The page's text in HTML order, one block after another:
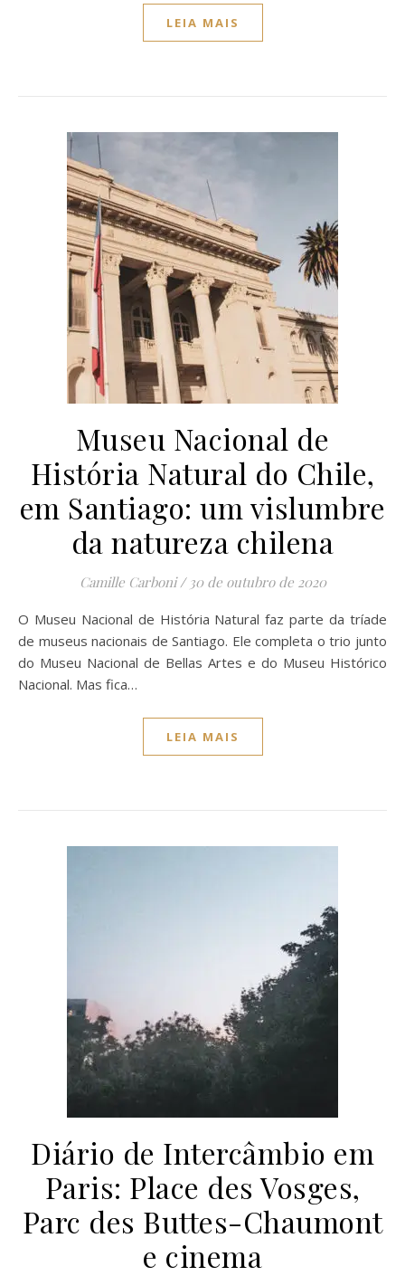
LEIA MAIS
Museu Nacional de
História Natural do Chile,
em Santiago: um vislumbre
da natureza chilena
Camille Carboni / 30 de outubro de 2020
O Museu Nacional de História Natural faz parte da tríade
de museus nacionais de Santiago. Ele completa o trio junto
do Museu Nacional de Bellas Artes e do Museu Histórico
Nacional. Mas fica…
LEIA MAIS
Diário de Intercâmbio em
Paris: Place des Vosges,
Parc des Buttes-Chaumont
e cinema